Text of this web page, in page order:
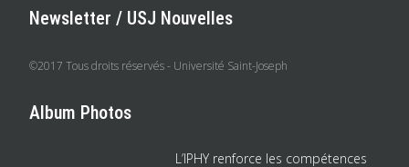
Newsletter / USJ Nouvelles
©2017 Tous droits réservés - Université Saint-Joseph
Album Photos
L’IPHY renforce les compétences